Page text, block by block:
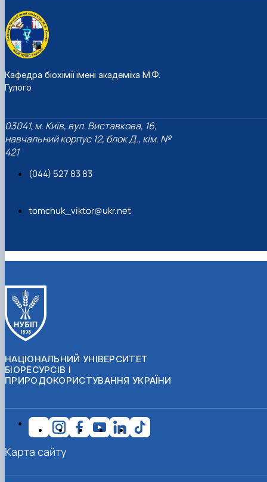
Кафедра біохімії імені академіка М.Ф.
Гулого
03041, м. Київ, вул. Виставкова, 16,
навчальний корпус 12, блок Д., кім. №
421
(044) 527 83 83
tomchuk_viktor@ukr.net
НАЦІОНАЛЬНИЙ УНІВЕРСИТЕТ
БІОРЕСУРСІВ І
ПРИРОДОКОРИСТУВАННЯ УКРАЇНИ
Карта сайту